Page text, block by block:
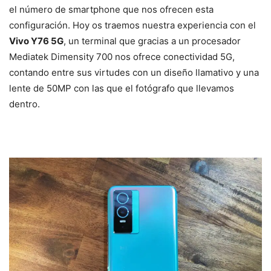
el número de smartphone que nos ofrecen esta
configuración. Hoy os traemos nuestra experiencia con el
Vivo Y76 5G, un terminal que gracias a un procesador
Mediatek Dimensity 700 nos ofrece conectividad 5G,
contando entre sus virtudes con un diseño llamativo y una
lente de 50MP con las que el fotógrafo que llevamos
dentro.